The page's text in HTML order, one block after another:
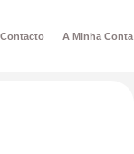
Contacto A Minha Conta